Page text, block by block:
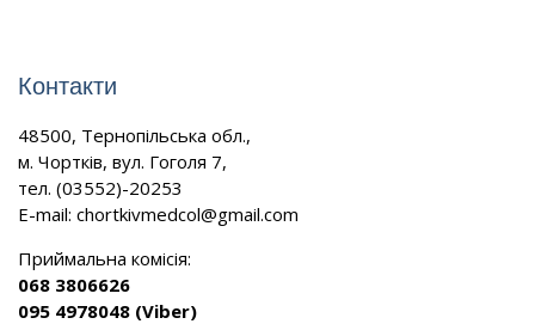
Контакти
48500, Тернопільська обл.,
м. Чортків, вул. Гоголя 7,
тел. (03552)-20253
E-mail: chortkivmedcol@gmail.com
Приймальна комісія:
068 3806626
095 4978048 (Viber)